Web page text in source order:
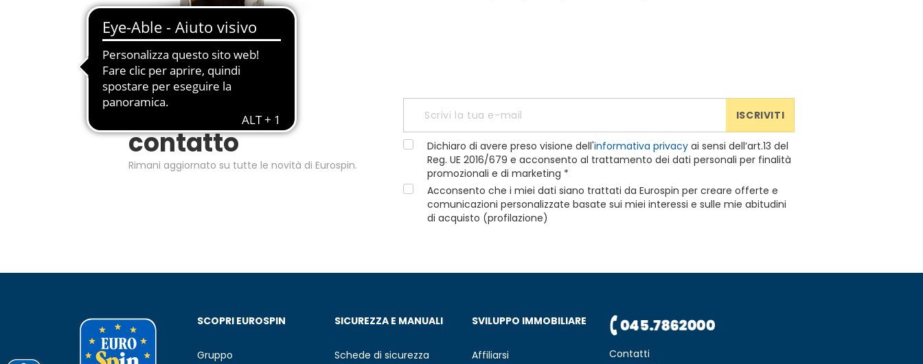
Torna al listato dei vini
Restiamo in
contatto
Rimani aggiornato su tutte le novità di Eurospin.
ISCRIVITI
Dichiaro di avere preso visione dell'informativa privacyai sensi dell’art.13 del
Reg. UE 2016/679 e acconsento al trattamento dei dati personali per finalità
promozionali e di marketing *
Acconsento che i miei dati siano trattati da Eurospin per creare offerte e
comunicazioni personalizzate basate sui miei interessi e sulle mie abitudini
di acquisto (profilazione)
SCOPRI EUROSPIN
Gruppo
SICUREZZA E MANUALI
Schede di sicurezza
SVILUPPO IMMOBILIARE
Affiliarsi
Contatti